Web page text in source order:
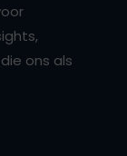
ons als